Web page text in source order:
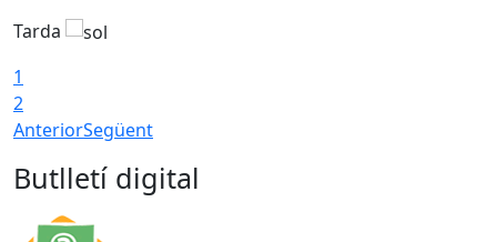
Tarda
1
2
AnteriorSegüent
Butlletí digital